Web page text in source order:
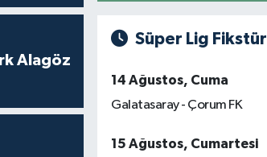
Alagöz
Süper Lig Fikstür
14 Ağustos, Cuma
Galatasaray - Çorum FK
15 Ağustos, Cumartesi